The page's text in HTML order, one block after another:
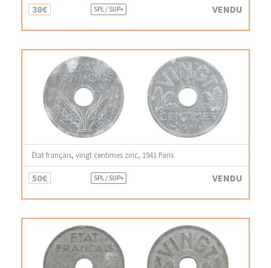
38€ SPL / SUP+ VENDU
État français, vingt centimes zinc, 1941 Paris
50€ SPL / SUP+ VENDU